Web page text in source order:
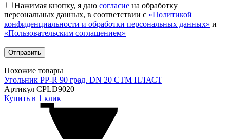
Нажимая кнопку, я даю согласие на обработку
персональных данных, в соответствии с «Политикой
конфиденциальности и обработки персональных данных» и
«Пользовательским соглашением»
Похожие товары
Угольник PP-R 90 град. DN 20 СТМ ПЛАСТ
Артикул CPLD9020
Купить в 1 клик